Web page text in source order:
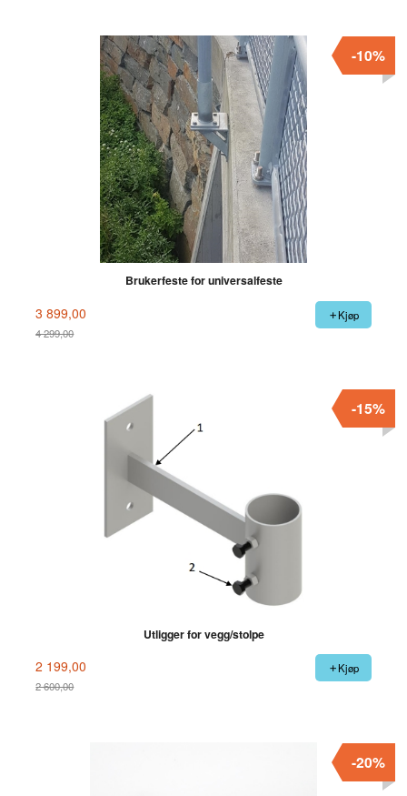
Brukerfeste for universalfeste
3 899,00
4 299,00
-10%
Kjøp
Utligger for vegg/stolpe
2 199,00
2 600,00
-15%
Kjøp
-20%